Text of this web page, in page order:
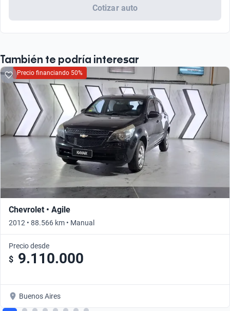
Cotizar auto
También te podría interesar
Precio financiando 50%
Chevrolet • Agile
2012 • 88.566 km • Manual
Precio desde
$ 9.110.000
Buenos Aires